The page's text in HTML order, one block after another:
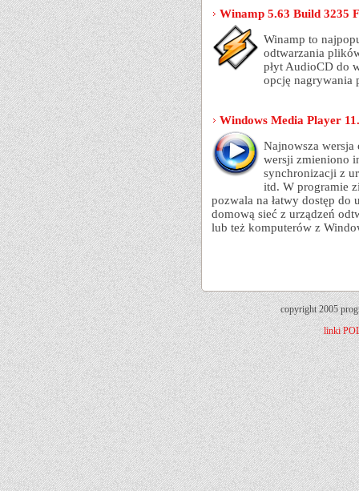
Winamp 5.63 Build 3235
Winamp to
odtwarzania
płyt AudioCD do
opcję nagrywania
Windows Media Player
Najnowsza
wersji zmieniono
synchronizacji z
itd. W programie
pozwala na łatwy dostęp
domową sieć z urządzeń
lub też komputerów z
copyright 2005
linki